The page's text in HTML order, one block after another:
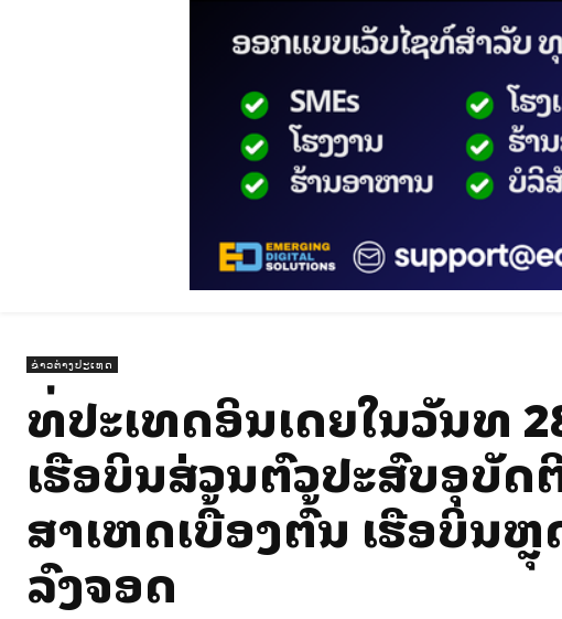
ຂ່າວຕ່າງປະເທດ
ທີ່ປະເທດອິນເດຍໃນວັນທີ
ເຮືອບິນສ່ວນຕົວປະສົບອຸບັດ
ສາເຫດເບື້ອງຕົ້ນ ເຮືອບິນ
ລົງຈອດ